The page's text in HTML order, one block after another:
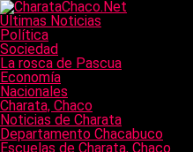
Últimas Noticias
Política
Sociedad
La rosca de Pascua
Economía
Nacionales
Charata, Chaco
Noticias de Charata
Departamento Chacabuco
Escuelas de Charata, Chaco